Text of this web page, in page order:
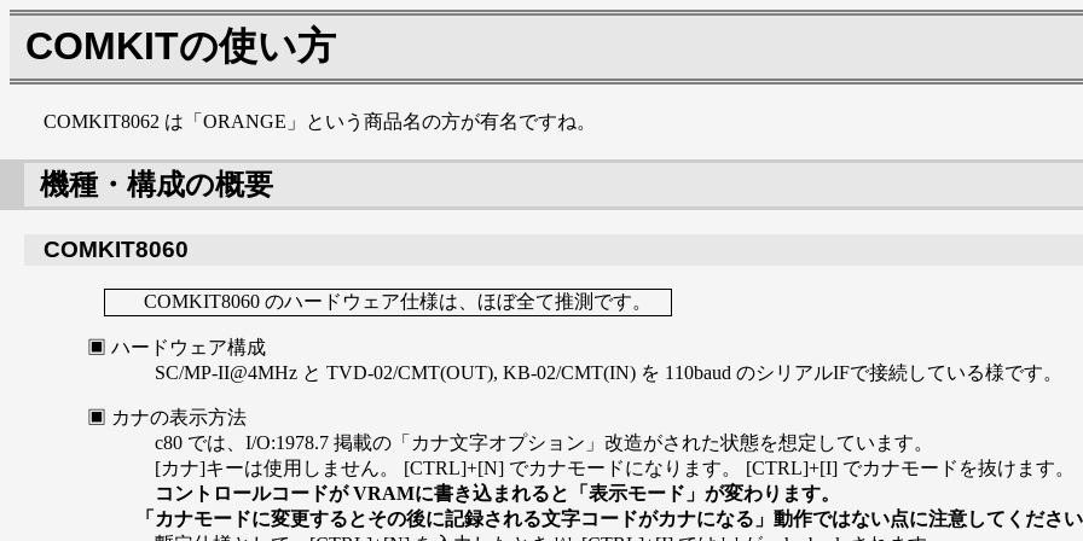
COMKITの使い方
COMKIT8062 は「ORANGE」という商品名の方が有名ですね。
機種・構成の概要
COMKIT8060
COMKIT8060 のハードウェア仕様は、ほぼ全て推測です。
ハードウェア構成
SC/MP-II@4MHz と TVD-02/CMT(OUT), KB-02/CMT(IN) を 110baud のシリアルIFで接続している様です。
カナの表示方法
c80 では、I/O:1978.7 掲載の「カナ文字オプション」改造がされた状態を想定しています。
[カナ]キーは使用しません。 [CTRL]+[N] でカナモードになります。 [CTRL]+[I] でカナモードを抜けます。
コントロールコードが VRAMに書き込まれると「表示モード」が変わります。
「カナモードに変更するとその後に記録される文字コードがカナになる」動作ではない点に注意してくださ